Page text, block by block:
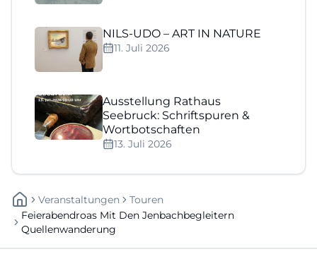
NILS-UDO – ART IN NATURE
11. Juli 2026
Ausstellung Rathaus
Seebruck: Schriftspuren &
Wortbotschaften
13. Juli 2026
Veranstaltungen
Touren
Feierabendroas Mit Den Jenbachbegleitern
Quellenwanderung